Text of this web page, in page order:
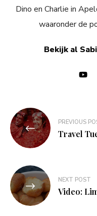
Dino en Charlie in
waaronder de
Bekijk al
Bericht
navigatie
PREVIOUS
Travel
NEXT POST
Video: